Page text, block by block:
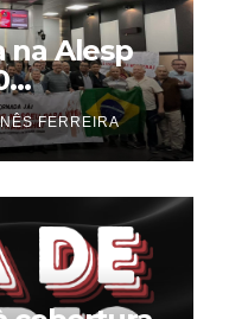
na Alesp
pauta
e
FERREIRA